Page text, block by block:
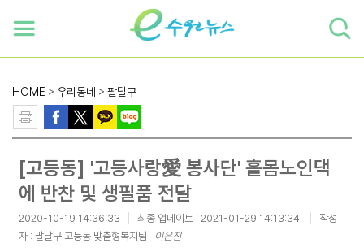
HOME > 우리동네 > 팔달구
[고등동] '고등사랑愛 봉사단' 홀몸노인댁
에 반찬 및 생필품 전달
2020-10-19 14:36:33 최종 업데이트 : 2021-01-29 14:13:34
작성
자 : 팔달구 고등동 맞춤형복지팀
이은진